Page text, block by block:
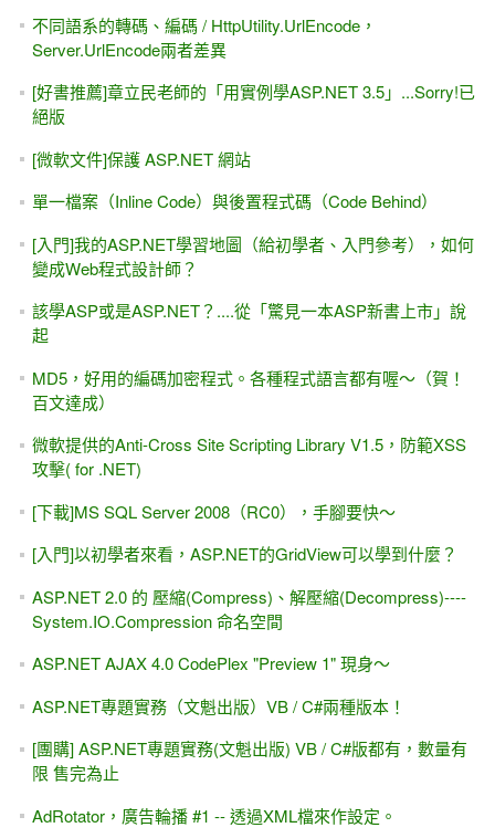
不同語系的轉碼、編碼 / HttpUtility.UrlEncode，
Server.UrlEncode兩者差異
[好書推薦]章立民老師的「用實例學ASP.NET 3.5」...Sorry!已
絕版
[微軟文件]保護 ASP.NET 網站
單一檔案（Inline Code）與後置程式碼（Code Behind）
[入門]我的ASP.NET學習地圖（給初學者、入門參考），如何
變成Web程式設計師？
該學ASP或是ASP.NET？....從「驚見一本ASP新書上市」說
起
MD5，好用的編碼加密程式。各種程式語言都有喔～（賀！
百文達成）
微軟提供的Anti-Cross Site Scripting Library V1.5，防範XSS
攻擊( for .NET)
[下載]MS SQL Server 2008（RC0），手腳要快～
[入門]以初學者來看，ASP.NET的GridView可以學到什麼？
ASP.NET 2.0 的 壓縮(Compress)、解壓縮(Decompress)----
System.IO.Compression 命名空間
ASP.NET AJAX 4.0 CodePlex "Preview 1" 現身～
ASP.NET專題實務（文魁出版）VB / C#兩種版本！
[團購] ASP.NET專題實務(文魁出版) VB / C#版都有，數量有
限 售完為止
AdRotator，廣告輪播 #1 -- 透過XML檔來作設定。